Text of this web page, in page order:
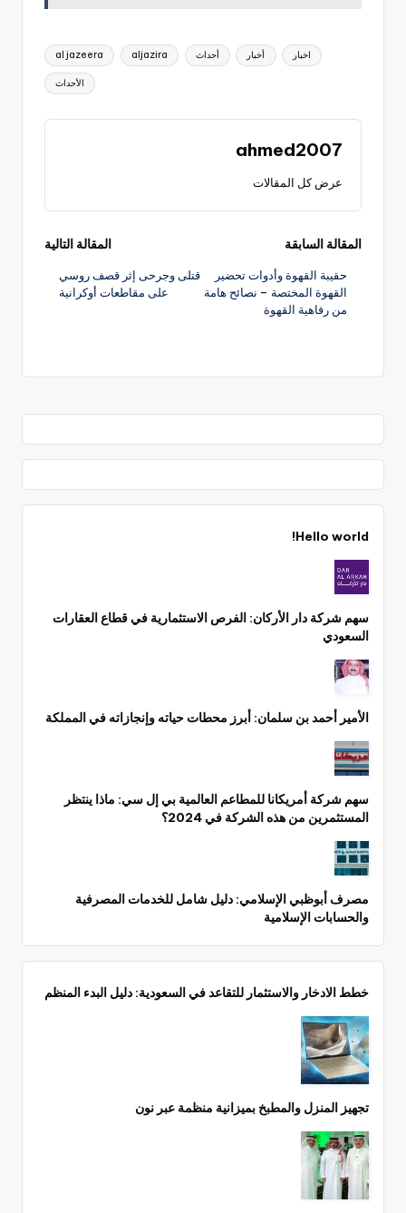
العلامات:
al jazeera aljazira أحداث أخبار اخبار
الأحداث
ahmed2007
عرض كل المقالات
تصفّح
المقالات
المقالة السابقة
حقيبة القهوة وأدوات تحضير
القهوة المختصة – نصائح هامة
من رفاهية القهوة
المقالة التالية
قتلى وجرحى إثر قصف روسي
على مقاطعات أوكرانية
Hello world!
سهم شركة دار الأركان: الفرص الاستثمارية في قطاع العقارات
السعودي
الأمير أحمد بن سلمان: أبرز محطات حياته وإنجازاته في المملكة
سهم شركة أمريكانا للمطاعم العالمية بي إل سي: ماذا ينتظر
المستثمرين من هذه الشركة في 2024؟
مصرف أبوظبي الإسلامي: دليل شامل للخدمات المصرفية
والحسابات الإسلامية
خطط الادخار والاستثمار للتقاعد في السعودية: دليل البدء المنظم
تجهيز المنزل والمطبخ بميزانية منظمة عبر نون